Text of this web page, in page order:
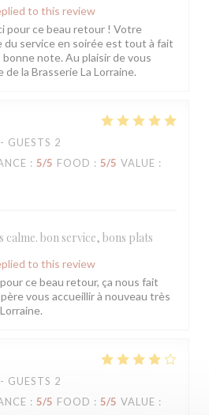
to this review
pour ce beau retour ! Votre
du service en soirée est tout à fait
note. Au plaisir de vous
la Brasserie La Lorraine.
GUESTS 2
: 5/5 FOOD : 5/5 VALUE :
bon service, bons plats
to this review
ce beau retour, ça nous fait
vous accueillir à nouveau très
GUESTS 2
: 5/5 FOOD : 5/5 VALUE :